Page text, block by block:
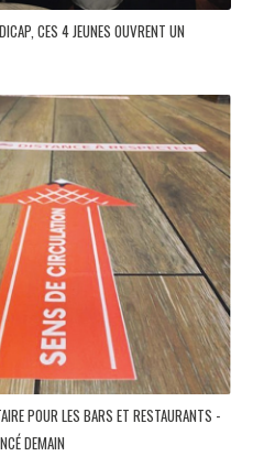
CES 4 JEUNES OUVRENT UN
POUR LES BARS ET RESTAURANTS -
DEMAIN